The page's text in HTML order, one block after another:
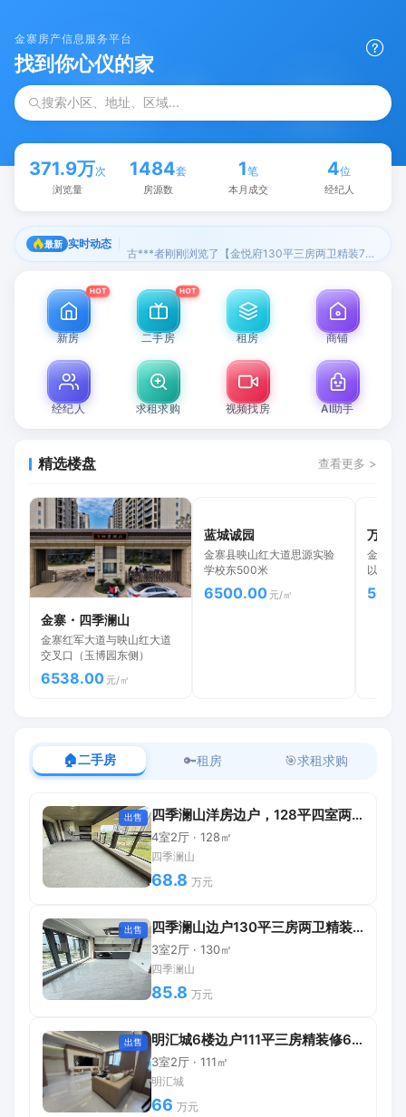
金寨房产信息服务平台
找到你心仪的家
搜索小区、地址、区域...
371.9万次
浏览量
1484套
房源数
1笔
本月成交
4位
经纪人
最新 实时动态
HOT
新房
HOT
二手房 租房 商铺
经纪人 求租求购 视频找房 AI助手
精选楼盘 查看更多 >
金寨・四季澜山
金寨红军大道与映山红大道
交叉口（玉博园东侧）
6538.00 元/㎡
蓝城诚园
金寨县映山红大道思源实验
学校东500米
6500.00 元/㎡
万树
金寨现
以西，
🏠二手房 🔑租房 🎯求租求购
出售 四季澜山洋房边户，128平四室两厅68.8万
4室2厅 · 128㎡
四季澜山
68.8 万元
出售 四季澜山边户130平三房两卫精装修
3室2厅 · 130㎡
四季澜山
85.8 万元
出售 明汇城6楼边户111平三房精装修66万
3室2厅 · 111㎡
明汇城
66 万元